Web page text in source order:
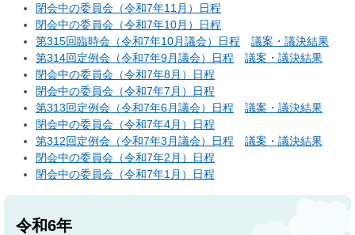
閉会中の委員会（令和7年11月）日程
閉会中の委員会（令和7年10月）日程
第315回臨時会（令和7年10月議会）日程
議案・議決結果
第314回定例会（令和7年9月議会）日程
議案・議決結果
閉会中の委員会（令和7年8月）日程
閉会中の委員会（令和7年7月）日程
第313回定例会（令和7年6月議会）日程
議案・議決結果
閉会中の委員会（令和7年4月）日程
第312回定例会（令和7年3月議会）日程
議案・議決結果
閉会中の委員会（令和7年2月）日程
閉会中の委員会（令和7年1月）日程
令和6年